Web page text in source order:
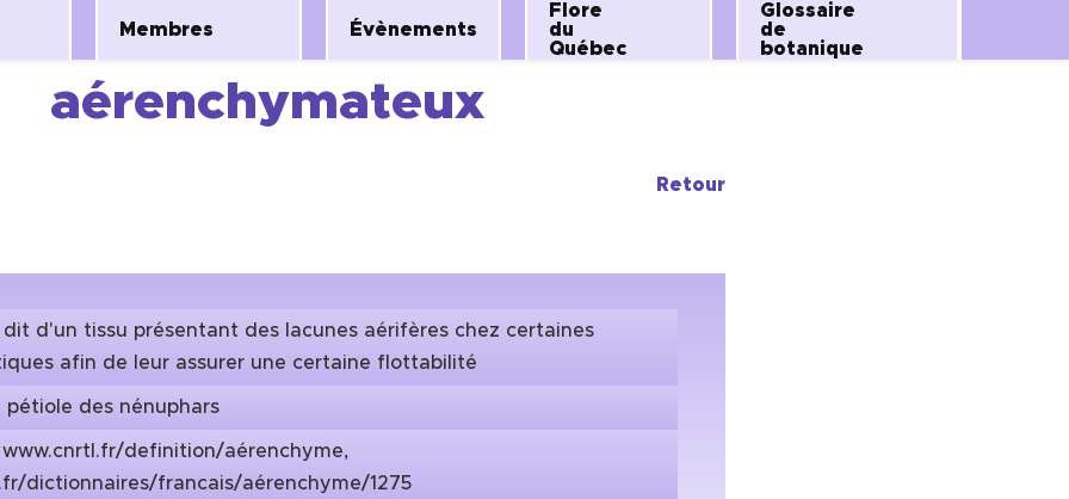
Membres Évènements
Flore
du
Québec
Glossaire
de
botanique
aérenchymateux
Retour
dit d'un tissu présentant des lacunes aérifères chez certaines
afin de leur assurer une certaine flottabilité
pétiole des nénuphars
www.cnrtl.fr/definition/aérenchyme,
dictionnaires/francais/aérenchyme/1275